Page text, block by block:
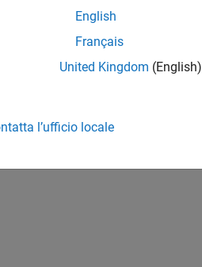
English
Français
United Kingdom (English)
l’ufficio locale